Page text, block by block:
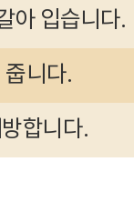
아 입습니다.
줍니다.
합니다.